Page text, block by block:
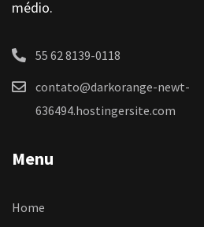
médio.
55 62 8139-0118
contato@darkorange-newt-
636494.hostingersite.com
Menu
Home